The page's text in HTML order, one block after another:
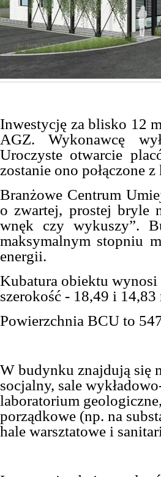
Inwestycję za blisko 12
AGZ. Wykonawcę
Uroczyste otwarcie
zostanie ono połączone
Branżowe Centrum
o zwartej, prostej bryle
wnęk czy wykuszy”.
maksymalnym stopniu
energii.
Kubatura obiektu wynosi
szerokość - 18,49 i 14,83
Powierzchnia BCU to
W budynku znajdują się
socjalny, sale
laboratorium
porządkowe (np. na
hale warsztatowe i